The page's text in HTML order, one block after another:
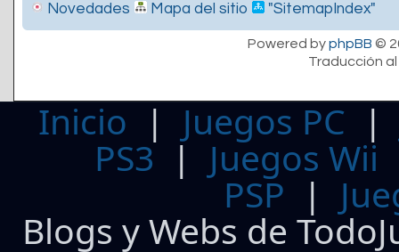
Novedades Mapa del sitio "SitemapIndex"
Powered byphpBB ©
Traducción
Inicio | Juegos PC
PS3| Juegos Wii
PSP |
Blogs y Webs de